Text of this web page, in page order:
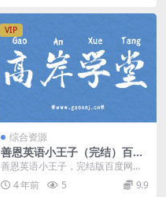
VIP
综合资源
善恩英语小王子（完结）百度
网盘分享
善恩英语小王子，完结版百度网盘
早教英语课程2.60G高清视频。
《小王子》是法国作...
4 年前 5 9.9